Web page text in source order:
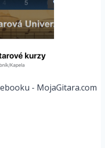
- MojaGitara.com